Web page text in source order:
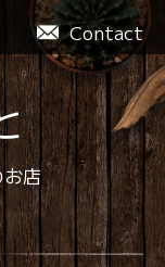
Contact
店